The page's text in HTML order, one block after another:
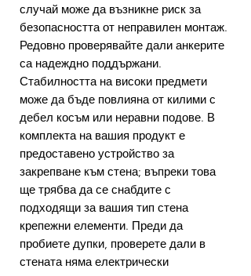
случай може да възникне риск за
безопасността от неправилен монтаж.
Редовно проверявайте дали анкерите
са надеждно поддържани.
Стабилността на високи предмети
може да бъде повлияна от килими с
дебел косъм или неравни подове. В
комплекта на вашия продукт е
предоставено устройство за
закрепване към стена; въпреки това
ще трябва да се снабдите с
подходящи за вашия тип стена
крепежни елементи. Преди да
пробиете дупки, проверете дали в
стената няма електрически